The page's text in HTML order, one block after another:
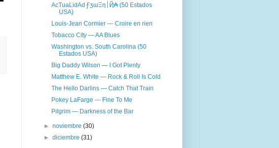
AcTuaLidAd ꞘʒɯΞη׀Ҋ₳ (50 Estados
USA)
Louis-Jean Cormier — Croire en rien
Tobacco City — AA Blues
Washington vs. South Carolina (50
Estados USA)
Big Daddy Wilson — I Got Plenty
Matthew E. White — Rock & Roll Is Cold
The Hello Darlins — Catch That Train
Pokey LaFarge — Fine To Me
Pilgrim — Darkness of the Bar
►noviembre(30)
►diciembre(31)